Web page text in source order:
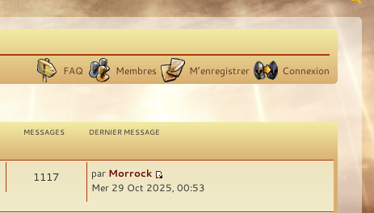
FAQ Membres M’enregistrer Connexion
MESSAGES DERNIER MESSAGE
1117 par Morrock
Mer 29 Oct 2025, 00:53